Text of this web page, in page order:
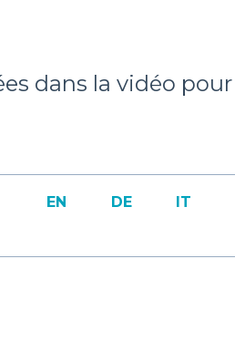
dans la vidéo
EN DE IT